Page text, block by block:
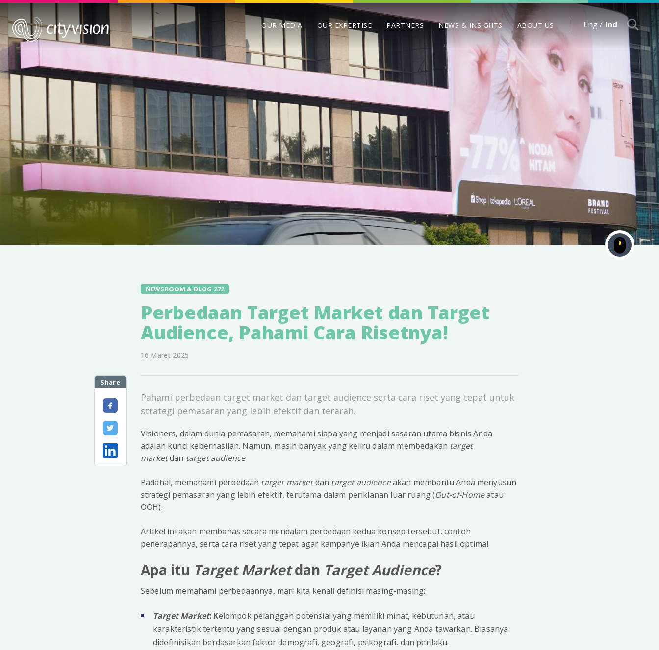
OUR MEDIA OUR EXPERTISE PARTNERS NEWS & INSIGHTS ABOUT US Eng /Ind
NEWSROOM & BLOG 272
Perbedaan Target Market dan Target
Audience, Pahami Cara Risetnya!
16 Maret 2025
Share
Pahami perbedaan target market dan target audience serta cara riset yang tepat untuk
strategi pemasaran yang lebih efektif dan terarah.
Visioners, dalam dunia pemasaran, memahami siapa yang menjadi sasaran utama bisnis Anda
adalah kunci keberhasilan. Namun, masih banyak yang keliru dalam membedakan target
marketdan target audience.
Padahal, memahami perbedaan target marketdan target audienceakan membantu Anda menyusun
strategi pemasaran yang lebih efektif, terutama dalam periklanan luar ruang (Out-of-Homeatau
OOH).
Artikel ini akan membahas secara mendalam perbedaan kedua konsep tersebut, contoh
penerapannya, serta cara riset yang tepat agar kampanye iklan Anda mencapai hasil optimal.
Apa itu Target Marketdan Target Audience?
Sebelum memahami perbedaannya, mari kita kenali definisi masing-masing:
Target Market: Kelompok pelanggan potensial yang memiliki minat, kebutuhan, atau
karakteristik tertentu yang sesuai dengan produk atau layanan yang Anda tawarkan. Biasanya
didefinisikan berdasarkan faktor demografi, geografi, psikografi, dan perilaku.